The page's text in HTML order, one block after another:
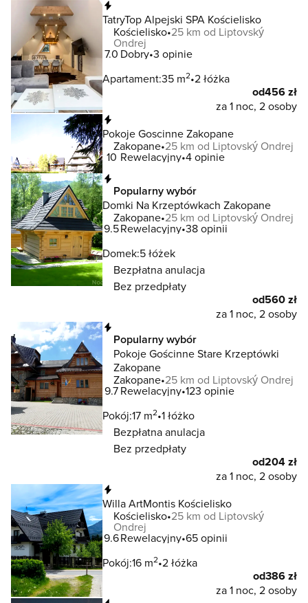
TatryTop Alpejski SPA Kościelisko
Kościelisko 25 km od Liptovský
Ondrej
7.0 Dobry 3 opinie
Apartament:35 m2 2 łóżka
od456 zł
za 1 noc, 2 osoby
Pokoje Goscinne Zakopane
Zakopane 25 km od Liptovský Ondrej
10 Rewelacyjny 4 opinie
Popularny wybór
Domki Na Krzeptówkach Zakopane
Zakopane 25 km od Liptovský Ondrej
9.5Rewelacyjny 38 opinii
Domek:5 łóżek
Bezpłatna anulacja
Bez przedpłaty
od560 zł
za 1 noc, 2 osoby
Popularny wybór
Pokoje Gościnne Stare Krzeptówki
Zakopane
Zakopane 25 km od Liptovský Ondrej
9.7Rewelacyjny 123 opinie
Pokój:17 m2 1 łóżko
Bezpłatna anulacja
Bez przedpłaty
od204 zł
za 1 noc, 2 osoby
Willa ArtMontis Kościelisko
Kościelisko 25 km od Liptovský
Ondrej
9.6Rewelacyjny 65 opinii
Pokój:16 m2 2 łóżka
od386 zł
za 1 noc, 2 osoby